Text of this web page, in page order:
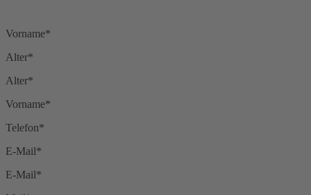
Vorname*
Alter*
Alter*
Vorname*
Telefon*
E-Mail*
E-Mail*